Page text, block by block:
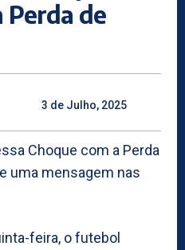
Perda de
3 de Julho, 2025
Choque com a Perda
uma mensagem nas
feira, o futebol